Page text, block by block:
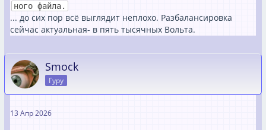
ного файла.
... до сих пор всё выглядит неплохо. Разбалансировка
сейчас актуальная- в пять тысячных Вольта.
Smock
Гуру
13 Апр 2026